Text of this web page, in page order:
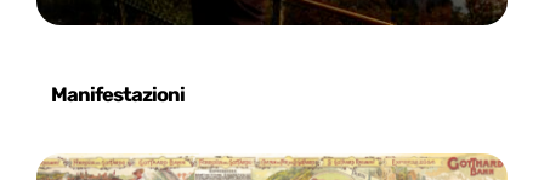
Manifestazioni